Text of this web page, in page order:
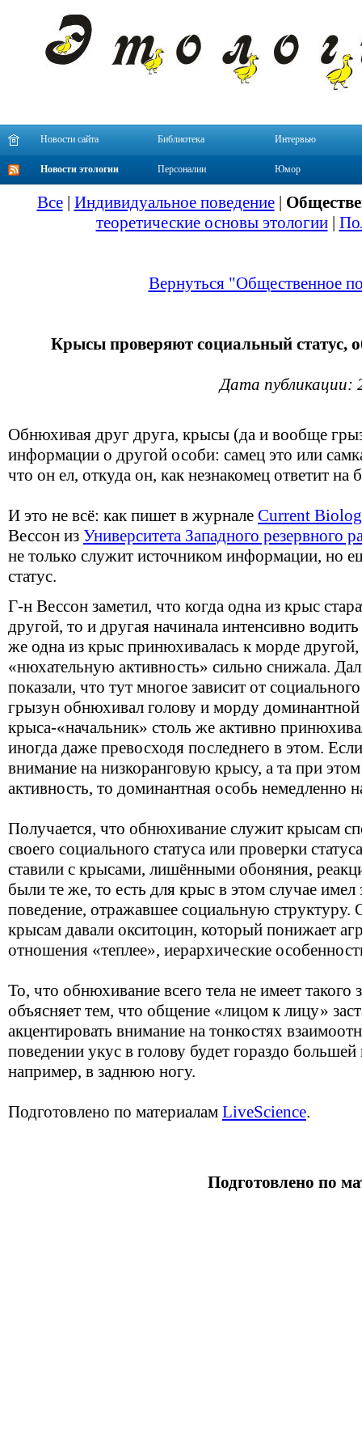
Новости сайта Библиотека Интервью
Новости этологии Персоналии Юмор
Все| Индивидуальное поведение|
теоретические основы этологии|
Вернуться "Общественное
Крысы проверяют социальный статус,
Дата публикации:
Обнюхивая друг друга, крысы (да и вообще
информации о другой особи: самец это или
что он ел, откуда он, как незнакомец ответит на
И это не всё: как пишет в журнале Current
Вессон из Университета Западного резервного
не только служит источником информации, но
статус.
Г-н Вессон заметил, что когда одна из крыс
другой, то и другая начинала интенсивно
же одна из крыс принюхивалась к морде другой,
«нюхательную активность» сильно снижала.
показали, что тут многое зависит от
грызун обнюхивал голову и морду
крыса-«начальник» столь же активно
иногда даже превосходя последнего в этом.
внимание на низкоранговую крысу, а та при
активность, то доминантная особь немедленно
Получается, что обнюхивание служит крысам
своего социального статуса или проверки
ставили с крысами, лишёнными обоняния,
были те же, то есть для крыс в этом случае имел
поведение, отражавшее социальную структуру.
крысам давали окситоцин, который понижает
отношения «теплее», иерархические
То, что обнюхивание всего тела не имеет такого
объясняет тем, что общение «лицом к лицу»
акцентировать внимание на тонкостях
поведении укус в голову будет гораздо
например, в заднюю ногу.
Подготовлено по материалам LiveScience.
Подготовлено по